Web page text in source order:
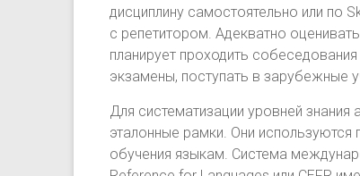
дисциплину самостоятельно или по
с репетитором. Адекватно
планирует проходить
экзамены, поступать в зарубежные
Для систематизации уровней
эталонные рамки. Они используются
обучения языкам. Система